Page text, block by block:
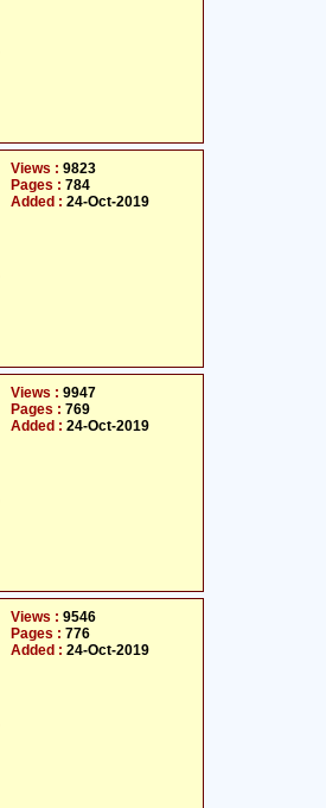
Views : 9823
Pages : 784
Added : 24-Oct-2019
Views : 9947
Pages : 769
Added : 24-Oct-2019
Views : 9546
Pages : 776
Added : 24-Oct-2019